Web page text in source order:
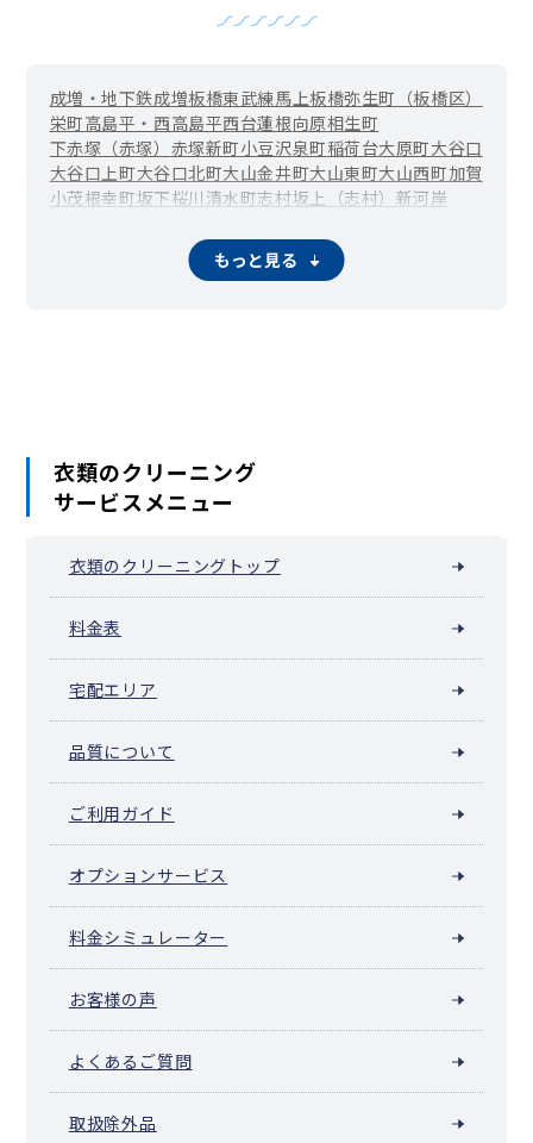
成増・地下鉄成増板橋東武練馬上板橋弥生町（板橋区）
栄町高島平・西高島平西台蓮根向原相生町
下赤塚（赤塚） 赤塚新町小豆沢泉町稲荷台大原町大谷口
大谷口上町大谷口北町大山金井町大山東町大山西町加賀
小茂根幸町坂下桜川清水町志村坂上（志村） 新河岸
氷川町 東坂下東山町
南常盤台宮本町四葉 若木
もっと見る
衣類のクリーニング
サービスメニュー
衣類のクリーニングトップ
料金表
宅配エリア
品質について
ご利用ガイド
オプションサービス
料金シミュレーター
お客様の声
よくあるご質問
取扱除外品